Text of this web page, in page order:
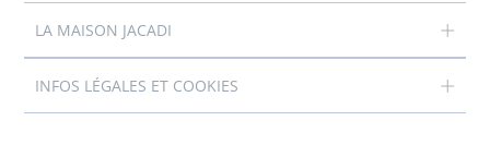
LA MAISON JACADI
INFOS LÉGALES ET COOKIES